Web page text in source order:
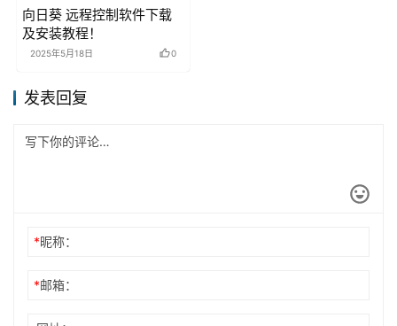
向日葵 远程控制软件下载
及安装教程！
2025年5月18日 0
发表回复
*昵称：
*邮箱：